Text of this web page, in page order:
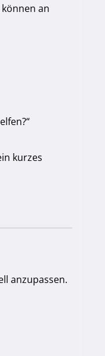
an
kurzes
anzupassen.